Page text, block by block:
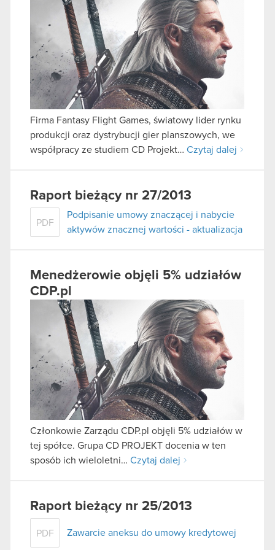
Firma Fantasy Flight Games, światowy lider rynku
produkcji oraz dystrybucji gier planszowych, we
współpracy ze studiem CD Projekt… Czytaj dalej
Raport bieżący nr 27/2013
PDF
Podpisanie umowy znaczącej i nabycie
aktywów znacznej wartości - aktualizacja
Menedżerowie objęli 5% udziałów
CDP.pl
Członkowie Zarządu CDP.pl objęli 5% udziałów w
tej spółce. Grupa CD PROJEKT docenia w ten
sposób ich wieloletni… Czytaj dalej
Raport bieżący nr 25/2013
PDF Zawarcie aneksu do umowy kredytowej